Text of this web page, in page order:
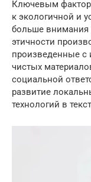
Ключевым
к экологичной и
больше внимания
этичности
произведенные с
чистых
социальной
развитие
технологий в